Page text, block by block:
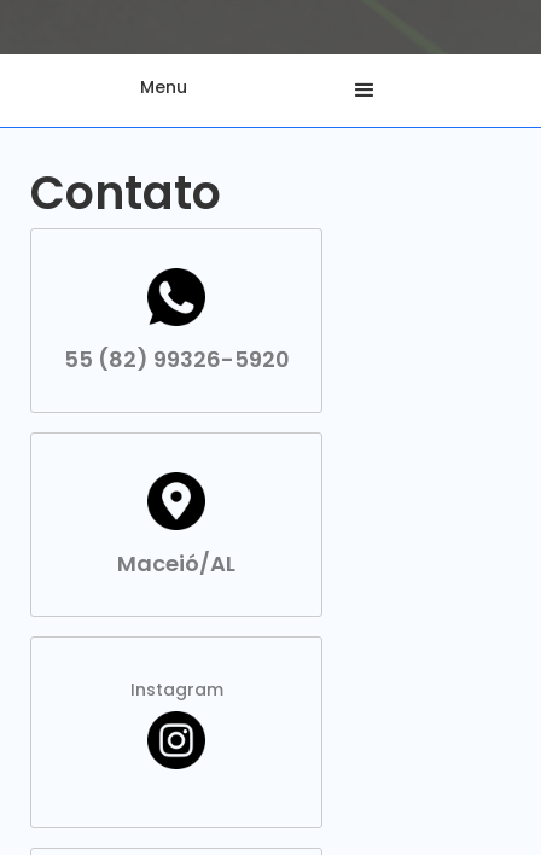
Menu
Contato
55 (82) 99326-5920
Maceió/AL
Instagram